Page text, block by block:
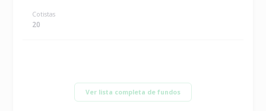
Cotistas
20
Ver lista completa de fundos